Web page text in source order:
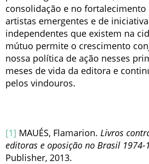
consolidação e no fortalecimento
artistas emergentes e de
independentes que existem na
mútuo permite o crescimento
nossa política de ação nesses
meses de vida da editora e
pelos vindouros.
[1] MAUÉS, Flamarion.Livros
editoras e oposição no Brasil 1974-
Publisher, 2013.